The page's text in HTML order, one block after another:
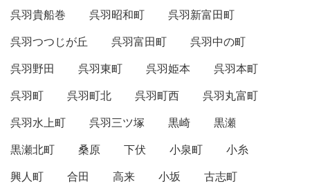
呉羽貴船巻
呉羽昭和町
呉羽新富田町
呉羽つつじが丘
呉羽富田町
呉羽中の町
呉羽野田
呉羽東町 呉羽姫本
呉羽本町
呉羽町
呉羽町北 呉羽町西
呉羽丸富町
呉羽水上町
呉羽三ツ塚 黒崎
黒瀬
黒瀬北町
桑原 下伏 小泉町
小糸
興人町
合田 高来 小坂
古志町